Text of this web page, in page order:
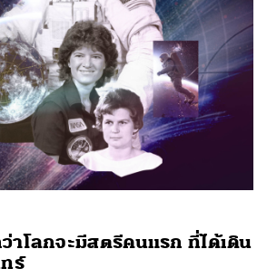
าโลกจะมีสตรีคนแรก ที่ได้เดิน
ร์